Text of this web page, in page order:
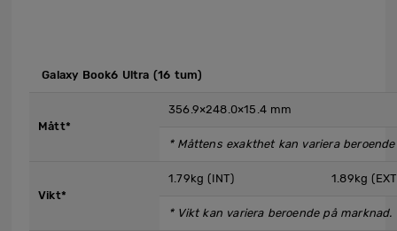
​ Galaxy Book6 Ultra (16 tum)
Mått*
356.9×248.0×15.4 mm
* Måttens exakthet kan variera
Vikt*
1.79kg (INT) 1.89kg
* Vikt kan variera beroende på marknad.